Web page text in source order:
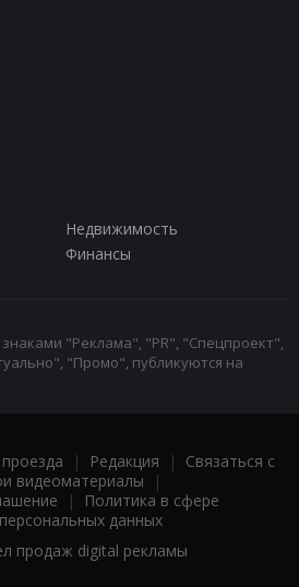
Недвижимость
Финансы
"Реклама", "PR", "Спецпроект",
"Промо", публикуются на
| Редакция | Связаться с
видеоматериалы |
|
Политика в сфере
данных
продаж digital рекламы